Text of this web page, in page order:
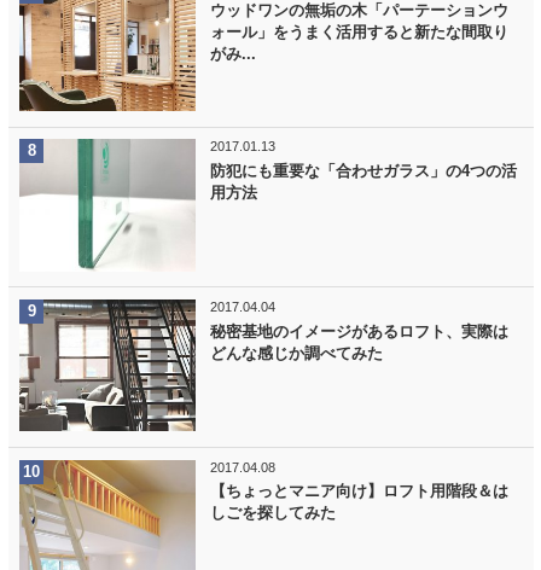
ウッドワンの無垢の木「パーテーションウ
ォール」をうまく活用すると新たな間取り
がみ...
2017.01.13
防犯にも重要な「合わせガラス」の4つの活
用方法
2017.04.04
秘密基地のイメージがあるロフト、実際は
どんな感じか調べてみた
2017.04.08
【ちょっとマニア向け】ロフト用階段＆は
しごを探してみた